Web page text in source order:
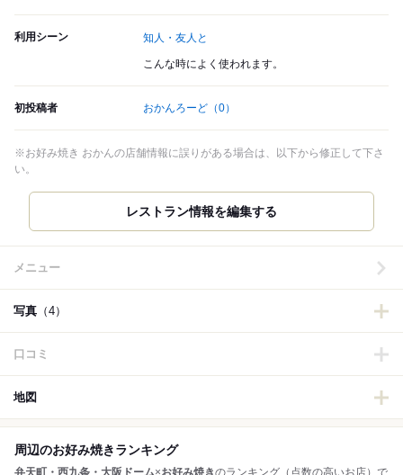
利用シーン 知人・友人と
こんな時によく使われます。
初投稿者 おかんろーど （0）
※お好み焼き おかんの店舗情報に誤りがある場合は、以下から修正して下さ
い。
メニュー
写真 （4）
口コミ
地図
周辺のお好み焼きランキング